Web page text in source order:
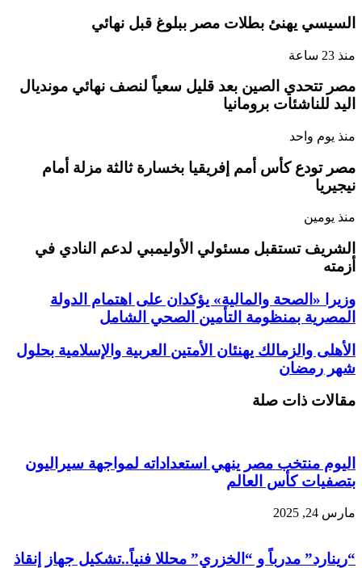
السيسي يهنئ بطلات مصر ببلوغ قبل نهائي
منذ 23 ساعة
مصر تتحدي الصين بعد قليل سعياً لنصف نهائي مونديال
اليد للناشئات برومانيا
منذ يوم واحد
مصر تودع كأس أمم إفريقيا بخسارة ثالثة مزلة أمام
نيجيريا
منذ يومين
الشريف تستقبل مسئولي الأوليمبي لدعم النادي في
أزمته
وزيرا «الصحة والمالية» يؤكدان على اهتمام الدولة
المصرية بمنظومة التأمين الصحي الشامل
الأهلى والزمالك يهنئان الأمتين العربية والإسلامية بحلول
شهر رمضان
مقالات ذات صلة
اليوم منتخب مصر ينهي استعداداته لمواجهة سيراليون
بتصفيات كأس العالم
مارس 24, 2025
“رينارد” مدرباً و “الخزري” محللا فنياً..تشكيل جهاز إنقاذ